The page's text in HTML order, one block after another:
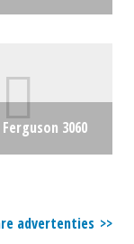
3060
advertenties